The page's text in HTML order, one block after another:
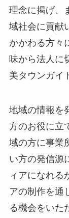
理念に掲げ、
域社会に貢献
かかわる方々
味から法人に
美タウンガイ
地域の情報を
方のお役に立
域の方に事業
い方の発信源
ィアになれる
アの制作を通
る機会をいた